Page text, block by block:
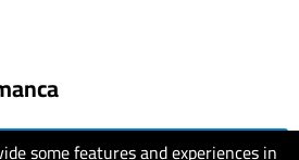
some features and experiences in